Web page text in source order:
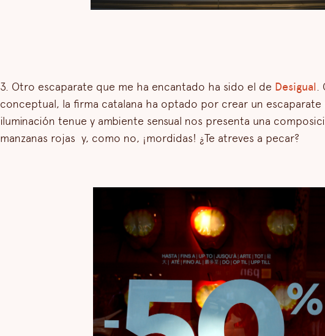
3. Otro escaparate que me ha encantado ha sido el de Desigual.
conceptual, la firma catalana ha optado por crear un escaparate
iluminación tenue y ambiente sensual nos presenta una
manzanas rojas y, como no, ¡mordidas! ¿Te atreves a pecar?